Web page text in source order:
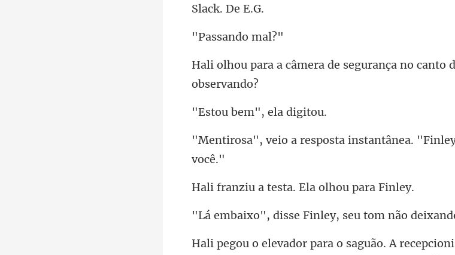
ando
gurança no canto
em", ela
instantânea.
testa. Ela ol
ley, seu tom não deixan